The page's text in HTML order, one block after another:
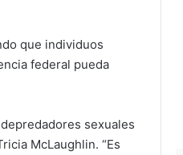
que individuos
federal pueda
sexuales
McLaughlin. “Es